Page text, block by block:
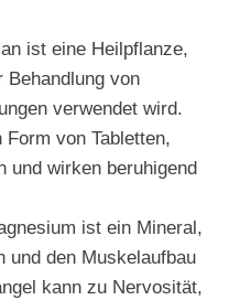
ist eine Heilpflanze,
Behandlung von
verwendet wird.
von Tabletten,
und wirken beruhigend
ist ein Mineral,
und den Muskelaufbau
kann zu Nervosität,